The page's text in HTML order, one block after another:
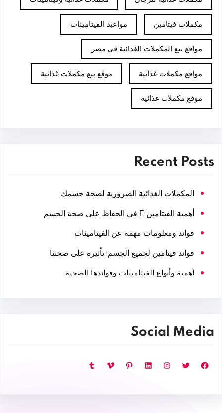
مكملات فيتامين مواعيد الفيتامينات
مواقع بيع المكملات الغذائية في مصر
مواقع مكملات غذائية موقع بيع مكملات غذائية
موقع مكملات غذائيه
Recent Posts
المكملات الغذائية الضرورية لصحة جسمك
أهمية الفيتامين E في الحفاظ على صحة الجسم
فوائد ومعلومات مهمة عن الفيتامينات
فوائد فيتامين لجميع الجسم: تأثيره على صحتنا
أهمية وأنواع الفيتامينات وفوائدها الصحية
Social Media
فيسبوك تويتر إنستجرام لينكد إن بينتريست فيميو تمبلر